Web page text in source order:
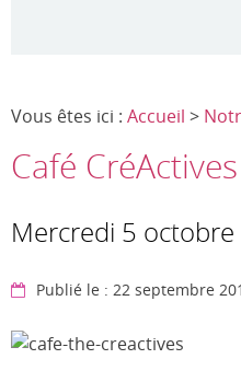
Vous êtes ici : Accueil >
Café CréActives
Mercredi 5 octobre
Publié le : 22 septembre